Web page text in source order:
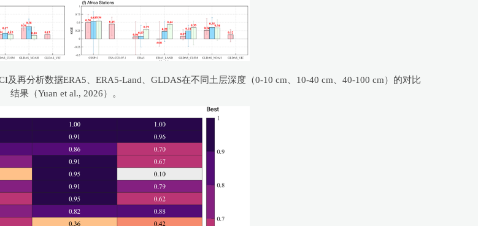
及再分析数据ERA5、ERA5-Land、GLDAS在不同土层深度（0-10 cm、10-40 cm、40-100 cm）的对比
结果（Yuan et al., 2026）。